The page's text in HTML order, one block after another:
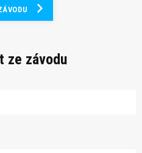
ze závodu